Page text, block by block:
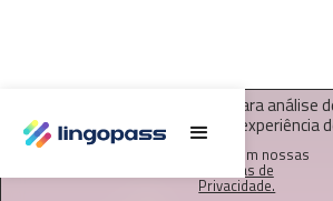
O Lingopass utiliza cookies para análise
deste site e melhorar sua experiência
Saiba mais em nossas
Políticas de
Privacidade.